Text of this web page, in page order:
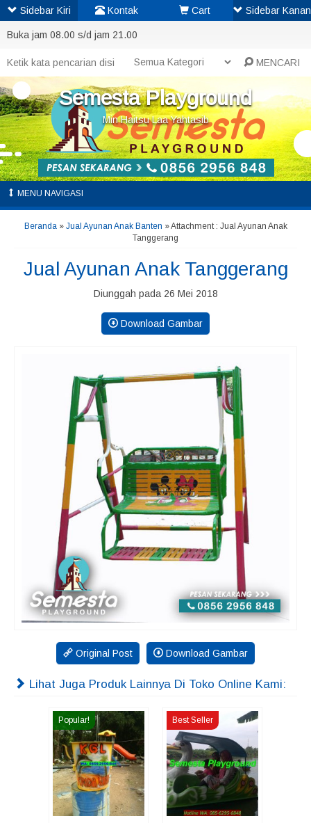
Buka jam 08.00 s/d jam 21.00
MENCARI
Semesta Playground
Min Haitsu Laa Yahtasib
MENU NAVIGASI
Beranda» Jual Ayunan Anak Banten » Attachment : Jual Ayunan Anak
Tanggerang
Jual Ayunan Anak Tanggerang
Diunggah pada 26 Mei 2018
Download Gambar
Original Post Download Gambar
Lihat Juga Produk Lainnya Di Toko Online Kami:
Popular! Best Seller
Sidebar Kiri Kontak Cart Sidebar Kanan